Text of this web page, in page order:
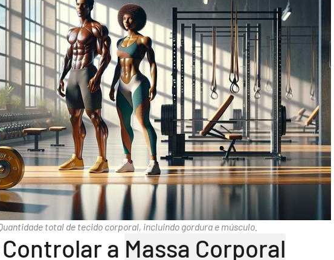
total de tecido corporal, incluindo gordura e músculo.
a Massa Corporal